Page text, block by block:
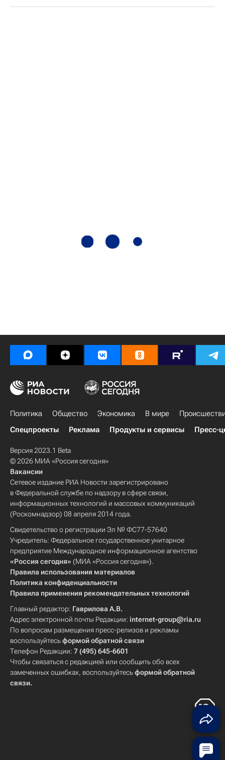
Политика Общество Экономика В мире
Спецпроекты
Реклама Продукты и сервисы Пресс-
Версия 2023.1 Beta
© 2026 МИА «Россия сегодня»
Вакансии
Сетевое издание РИА Новости зарегистрировано
в Федеральной службе по надзору в сфере связи,
информационных технологий и массовых коммуникаций
(Роскомнадзор) 08 апреля 2014 года.
Свидетельство о регистрации Эл № ФС77-57640
Учредитель: Федеральное государственное унитарное
предприятие Международное информационное агентство
«Россия сегодня» (МИА «Россия сегодня»).
Правила использования материалов
Политика конфиденциальности
Правила применения рекомендательных технологий
Главный редактор: Гаврилова А.В.
Адрес электронной почты Редакции: internet-group@ria.ru
По вопросам размещения пресс-релизов и рекламы
воспользуйтесьформой обратной связи
Телефон Редакции: 7 (495) 645-6601
Чтобы связаться с редакцией или сообщить обо всех
замеченных ошибках, воспользуйтесьформой обратной
связи.